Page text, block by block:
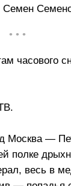
• • •
часового
Москва —
полке
весь в